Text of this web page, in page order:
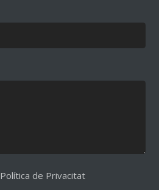
Política de Privacitat